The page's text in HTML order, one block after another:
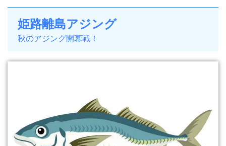
姫路離島アジング
秋のアジング開幕戦！